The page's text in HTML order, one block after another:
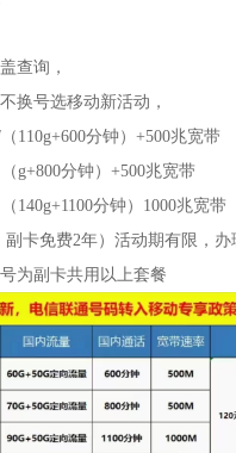
查询，
换号选移动新活动，
110g+600分钟）+500兆宽带
g+800分钟）+500兆宽带
140g+1100分钟）1000兆宽带
副卡免费2年）活动期有限，
为副卡共用以上套餐